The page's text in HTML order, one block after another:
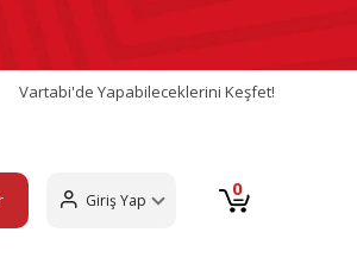
Vartabi'de Yapabileceklerini Keşfet!
Giriş Yap 0